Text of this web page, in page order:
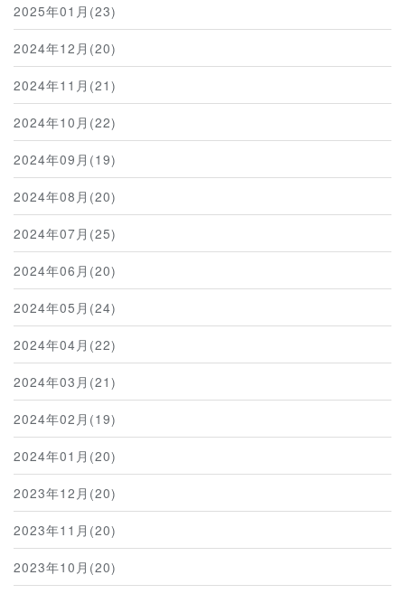
2025年01月(23)
2024年12月(20)
2024年11月(21)
2024年10月(22)
2024年09月(19)
2024年08月(20)
2024年07月(25)
2024年06月(20)
2024年05月(24)
2024年04月(22)
2024年03月(21)
2024年02月(19)
2024年01月(20)
2023年12月(20)
2023年11月(20)
2023年10月(20)